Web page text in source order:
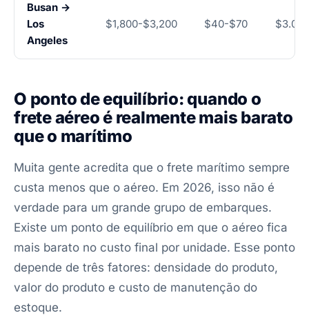
Busan →
Los
Angeles
$1,800-$3,200 $40-$70
O ponto de equilíbrio: quando o
frete aéreo é realmente mais barato
que o marítimo
Muita gente acredita que o frete marítimo sempre
custa menos que o aéreo. Em 2026, isso não é
verdade para um grande grupo de embarques.
Existe um ponto de equilíbrio em que o aéreo fica
mais barato no custo final por unidade. Esse ponto
depende de três fatores: densidade do produto,
valor do produto e custo de manutenção do
estoque.